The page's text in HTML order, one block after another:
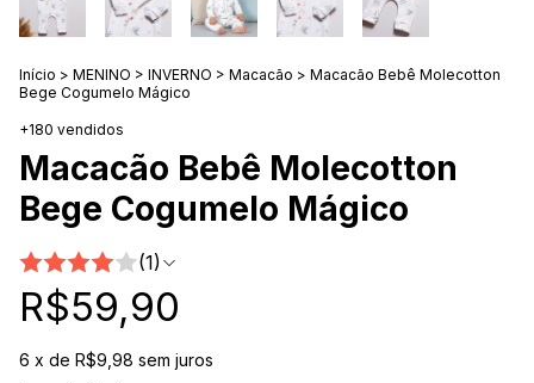
Início > MENINO > INVERNO > Macacão > Macacão Bebê Molecotton
Bege Cogumelo Mágico
+180 vendidos
Macacão Bebê Molecotton
Bege Cogumelo Mágico
(1)
R$59,90
6 x de R$9,98 sem juros